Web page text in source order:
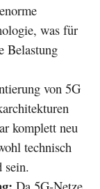
was für
Belastung
von 5G
komplett neu
technisch
sein.